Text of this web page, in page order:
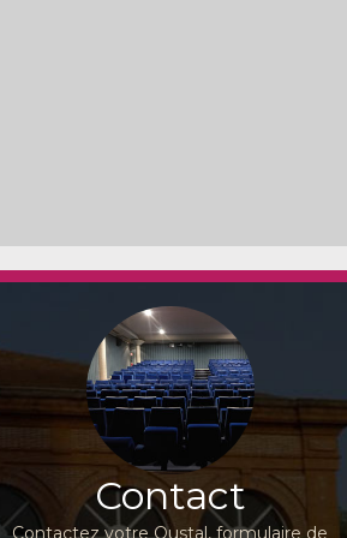
Contact
Contactez votre Oustal, formulaire de